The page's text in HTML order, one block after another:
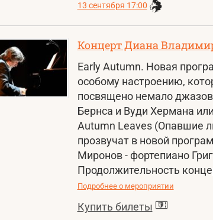
13 сентября 17:00
Концерт Диана
Early Autumn. Новая
особому настроению,
посвящено немало
Бернса и Вуди Хермана
Autumn Leaves (Опавшие
прозвучат в новой
Миронов - фортепиано
Продолжительность
Подробнее о мероприятии
Купить билеты